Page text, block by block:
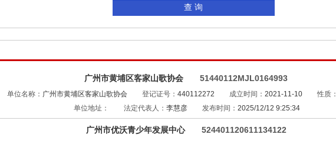
广州市黄埔区客家山歌协会 51440112MJL0164993
单位名称： 广州市黄埔区客家山歌协会 登记证号： 440112272 成立时间： 2021-11-10 性质：
单位地址：
法定代表人： 李慧彦 发布时间： 2025/12/12 9:25:34
广州市优沃青少年发展中心 524401120611134122